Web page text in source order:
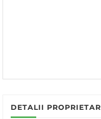
DETALII PROPRIETAR